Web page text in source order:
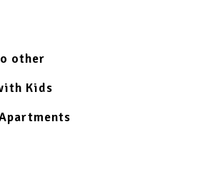
other
Kids